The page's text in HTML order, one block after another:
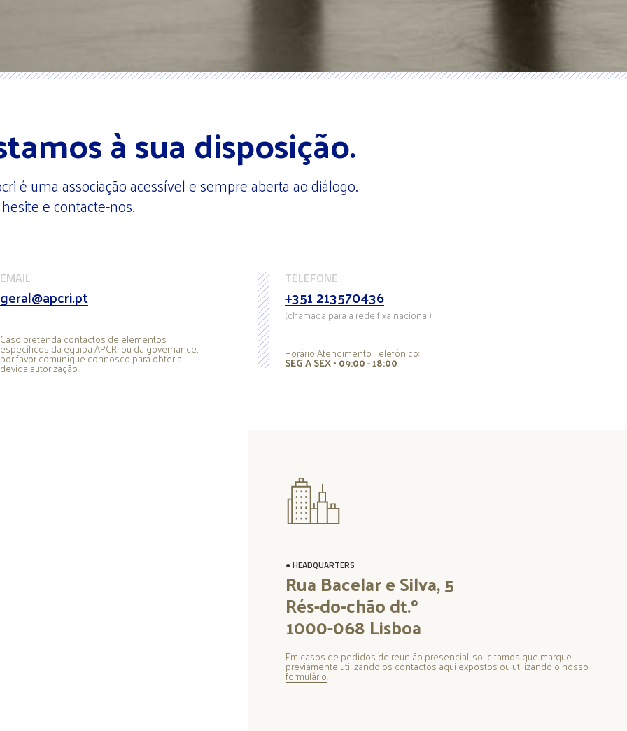
à sua disposição.
é uma associação acessível e sempre aberta ao diálogo.
e contacte-nos.
EMAIL
geral@apcri.pt
Caso pretenda contactos de elementos
específicos da equipa APCRI ou da governance,
por favor comunique connosco para obter a
devida autorização.
TELEFONE
+351 213570436
(chamada para a rede fixa nacional)
Horário Atendimento Telefónico:
SEG A SEX • 09:00 - 18:00
● HEADQUARTERS
Rua Bacelar e Silva, 5
Rés-do-chão dt.º
1000-068 Lisboa
Em casos de pedidos de reunião presencial, solicitamos que marque
previamente utilizando os contactos aqui expostos ou utilizando o nosso
formulário.